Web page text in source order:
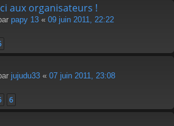
aux organisateurs !
papy 13 « 09 juin 2011, 22:22
jujudu33 « 07 juin 2011, 23:08
6